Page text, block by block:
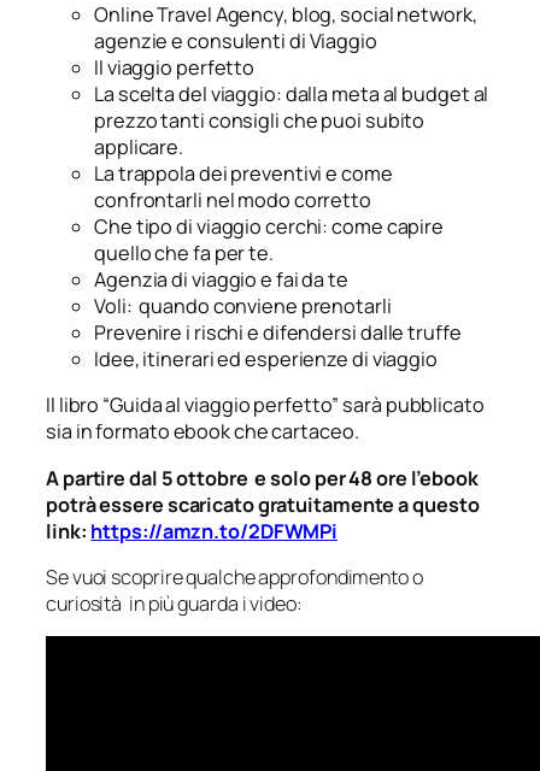
Online Travel Agency, blog, social network,
agenzie e consulenti di Viaggio
Il viaggio perfetto
La scelta del viaggio: dalla meta al budget al
prezzo tanti consigli che puoi subito
applicare.
La trappola dei preventivi e come
confrontarli nel modo corretto
Che tipo di viaggio cerchi: come capire
quello che fa per te.
Agenzia di viaggio e fai da te
Voli: quando conviene prenotarli
Prevenire i rischi e difendersidalle truffe
Idee, itinerari ed esperienze di viaggio
Il libro “Guida al viaggio perfetto” sarà pubblicato
sia in formato ebook che cartaceo.
A partire dal 5 ottobre e solo per 48 ore l’ebook
potrà essere scaricato gratuitamente a questo
link: https://amzn.to/2DFWMPi
Se vuoi scoprire qualche approfondimento o
curiosità in più guarda i video: